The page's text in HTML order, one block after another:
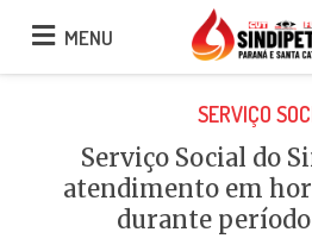
MENU
MENU
SERVIÇO
Serviço Social do
atendimento em
durante